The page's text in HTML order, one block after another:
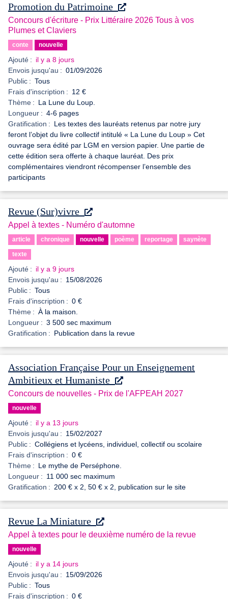
Promotion du Patrimoine
Concours d'écriture - Prix Littéraire 2026 Tous à vos
Plumes et Claviers
conte nouvelle
Ajouté : il y a 8 jours
Envois jusqu'au : 01/09/2026
Public : Tous
Frais d'inscription : 12 €
Thème : La Lune du Loup.
Longueur : 4-6 pages
Gratification : Les textes des lauréats retenus par notre jury
feront l’objet du livre collectif intitulé « La Lune du Loup » Cet
ouvrage sera édité par LGM en version papier. Une partie de
cette édition sera offerte à chaque lauréat. Des prix
complémentaires viendront récompenser l’ensemble des
participants
Revue (Sur)vivre
Appel à textes - Numéro d'automne
article chronique nouvelle poème reportage saynète
texte
Ajouté : il y a 9 jours
Envois jusqu'au : 15/08/2026
Public : Tous
Frais d'inscription : 0 €
Thème : À la maison.
Longueur : 3 500 sec maximum
Gratification : Publication dans la revue
Association Française Pour un Enseignement
Ambitieux et Humaniste
Concours de nouvelles - Prix de l'AFPEAH 2027
nouvelle
Ajouté : il y a 13 jours
Envois jusqu'au : 15/02/2027
Public : Collégiens et lycéens, individuel, collectif ou scolaire
Frais d'inscription : 0 €
Thème : Le mythe de Perséphone.
Longueur : 11 000 sec maximum
Gratification : 200 € x 2, 50 € x 2, publication sur le site
Revue La Miniature
Appel à textes pour le deuxième numéro de la revue
nouvelle
Ajouté : il y a 14 jours
Envois jusqu'au : 15/09/2026
Public : Tous
Frais d'inscription : 0 €